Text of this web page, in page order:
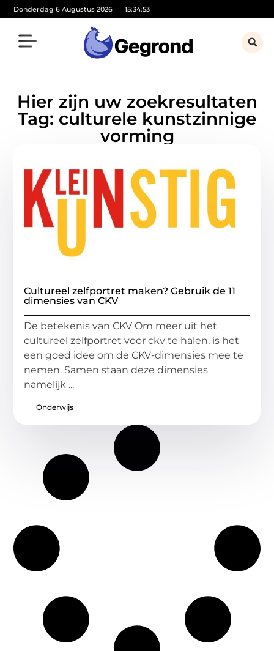
Donderdag 6 Augustus 2026 15:34:53
Hier zijn uw zoekresultaten
Tag: culturele kunstzinnige
vorming
Cultureel zelfportret maken? Gebruik de 11
dimensies van CKV
De betekenis van CKV Om meer uit het
cultureel zelfportret voor ckv te halen, is het
een goed idee om de CKV-dimensies mee te
nemen. Samen staan deze dimensies
namelijk ...
Onderwijs